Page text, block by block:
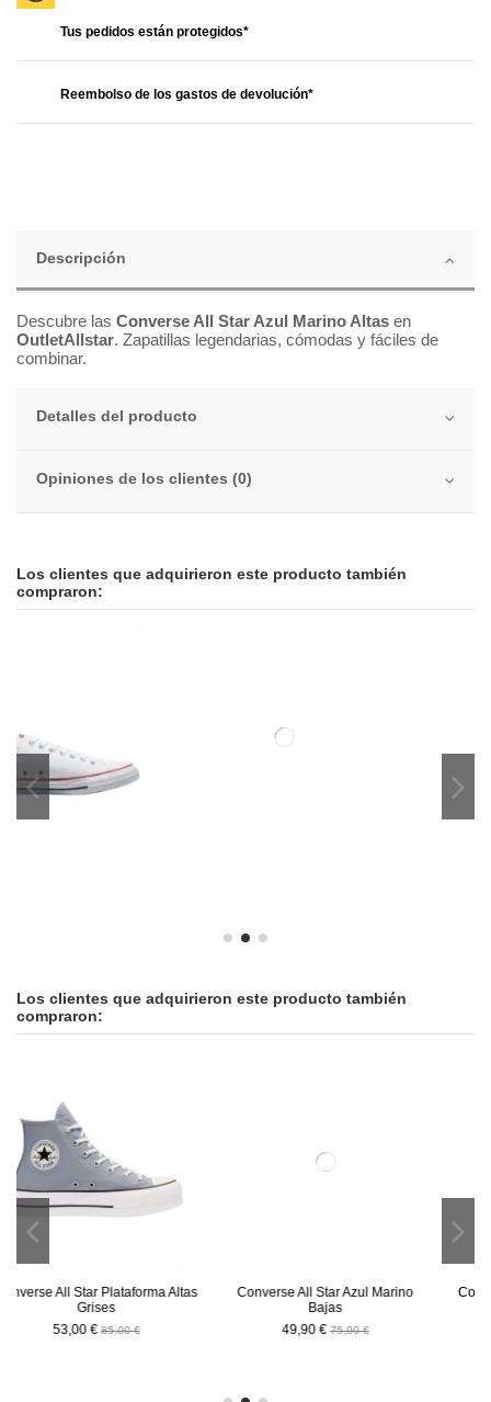
Tus pedidos están protegidos*
Reembolso de los gastos de devolución*
Descripción
Descubre las Converse All Star Azul Marino Altas en
OutletAllstar. Zapatillas legendarias, cómodas y fáciles de
combinar.
Detalles del producto
Opiniones de los clientes (0)
Los clientes que adquirieron este producto también
compraron:
Los clientes que adquirieron este producto también
compraron:
Altas
Converse All Star Azul Marino
49,90 €
Converse All Star Blancas